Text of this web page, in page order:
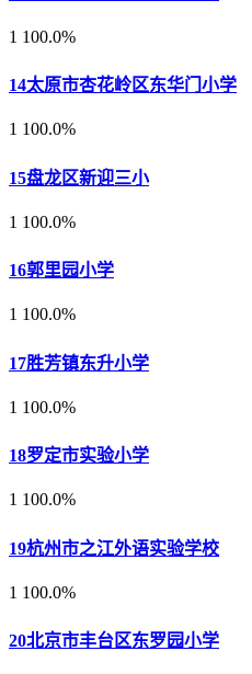
1 100.0%
14太原市杏花岭区东华门小学
1 100.0%
15盘龙区新迎三小
1 100.0%
16郭里园小学
1 100.0%
17胜芳镇东升小学
1 100.0%
18罗定市实验小学
1 100.0%
19杭州市之江外语实验学校
1 100.0%
20北京市丰台区东罗园小学